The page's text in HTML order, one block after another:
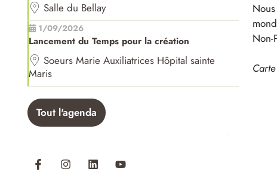
Salle du Bellay
1/09/2026
Lancement du Temps pour la création
Soeurs Marie Auxiliatrices Hôpital sainte
Maris
Tout l'agenda
Non-